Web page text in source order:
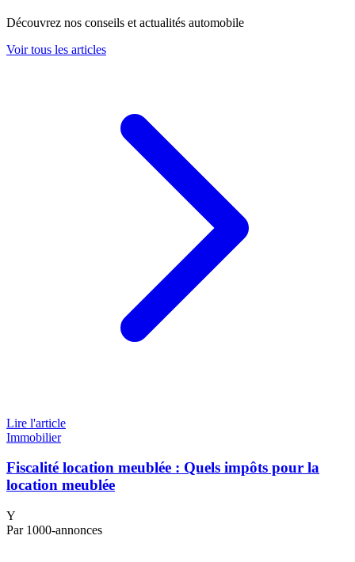
Découvrez nos conseils et actualités automobile
Voir tous les articles
Lire l'article
Immobilier
Fiscalité location meublée : Quels impôts pour la
location meublée
Y
Par 1000-annonces